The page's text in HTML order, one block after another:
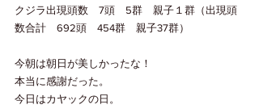
クジラ出現頭数　7頭　5群　親子１群（出現頭
数合計　692頭　454群　親子37群）
今朝は朝日が美しかったな！
本当に感謝だった。
今日はカヤックの日。